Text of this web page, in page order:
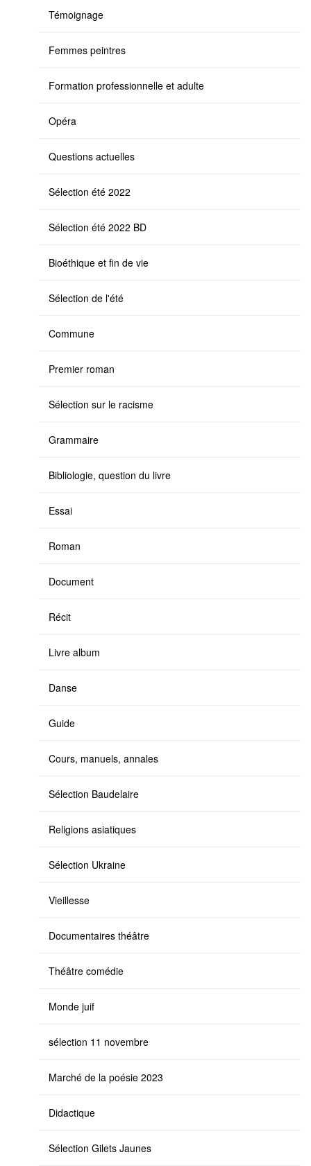
Témoignage
Femmes peintres
Formation professionnelle et adulte
Opéra
Questions actuelles
Sélection été 2022
Sélection été 2022 BD
Bioéthique et fin de vie
Sélection de l'été
Commune
Premier roman
Sélection sur le racisme
Grammaire
Bibliologie, question du livre
Essai
Roman
Document
Récit
Livre album
Danse
Guide
Cours, manuels, annales
Sélection Baudelaire
Religions asiatiques
Sélection Ukraine
Vieillesse
Documentaires théâtre
Théâtre comédie
Monde juif
sélection 11 novembre
Marché de la poésie 2023
Didactique
Sélection Gilets Jaunes